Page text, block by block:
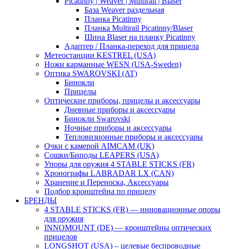
База Weaver раздельная
Планка Picatinny
Планка Multirail Picatinny/Blaser
Шина Blaser на планку Picatinny
Адаптер / Планка-переход для прицела
Метеостанции KESTREL (USA)
Ножи карманные WESN (USA-Sweden)
Оптика SWAROVSKI (AT)
Бинокли
Прицелы
Оптические приборы, прицелы и аксессуары
Дневные приборы и аксессуары
Бинокли Swarovski
Ночные приборы и аксессуары
Тепловизионные приборы и аксессуары
Очки с камерой AIMCAM (UK)
Сошки/Биподы LEAPERS (USA)
Упоры для оружия 4 STABLE STICKS (FR)
Хронографы LABRADAR LX (CAN)
Хранение и Переноска, Аксессуары
Подбор кронштейна по прицелу
БРЕНДЫ
4 STABLE STICKS (FR) — инновационные опоры
для оружия
INNOMOUNT (DE) — кронштейны оптических
прицелов
LONGSHOT (USA) – целевые беспроводные